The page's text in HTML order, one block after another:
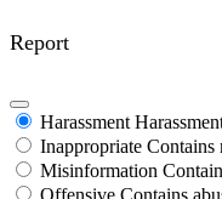
Report
Harassment
Inappropriate Contains
Misinformation